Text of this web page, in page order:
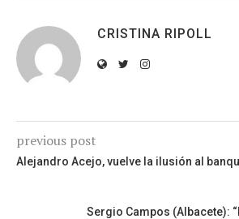
CRISTINA RIPOLL
previous post
Alejandro Acejo, vuelve la ilusión al
Sergio Campos (Albacete):